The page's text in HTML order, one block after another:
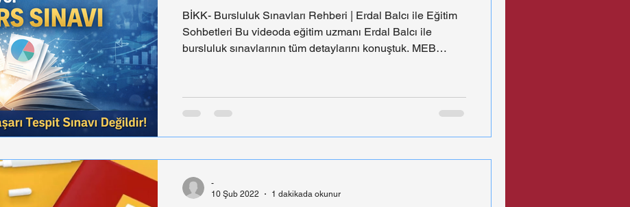
BİKK- Bursluluk Sınavları Rehberi | Erdal Balcı ile Eğitim
Sohbetleri Bu videoda eğitim uzmanı Erdal Balcı ile
bursluluk sınavlarının tüm detaylarını konuştuk. MEB
yükümlülükleri, burs oranları ve velilere tavsiyeler... 🎯
ÖNEMLİ BİLGİ: Bursluluk sınavları bir başarı tespit sınavı
-
10 Şub 2022
1 dakikada okunur